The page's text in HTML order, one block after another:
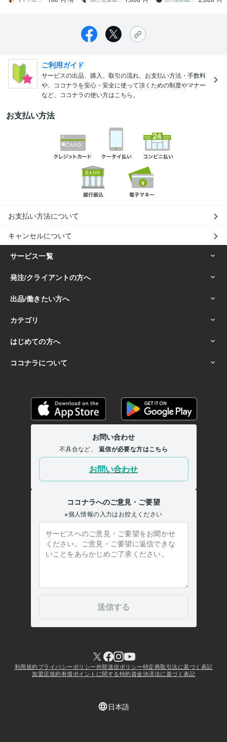
ご利用ガイド
サービスの出品、購入、取引の流れ、お支払い方法・手数料
や、ココナラを安心・安全に使って頂くための制度やマナー
など、ココナラの使い方はこちら。
お支払い方法
お支払い方法について
キャンセルについて